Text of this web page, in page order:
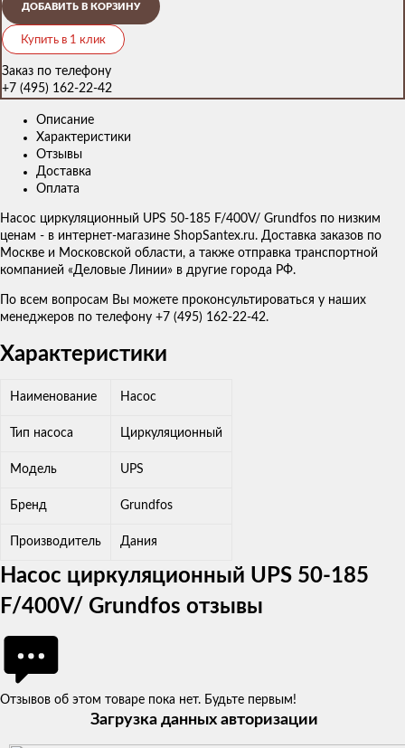
ДОБАВИТЬ В КОРЗИНУ
Купить в 1 клик
Заказ по телефону
+7 (495) 162-22-42
Описание
Характеристики
Отзывы
Доставка
Оплата
Насос циркуляционный UPS 50-185 F/400V/ Grundfos по низким
ценам - в интернет-магазине ShopSantex.ru. Доставка заказов по
Москве и Московской области, а также отправка транспортной
компанией «Деловые Линии» в другие города РФ.
По всем вопросам Вы можете проконсультироваться у наших
менеджеров по телефону +7 (495) 162-22-42.
Характеристики
Наименование Насос
Тип насоса Циркуляционный
Модель UPS
Бренд Grundfos
Производитель Дания
Насос циркуляционный UPS 50-185
F/400V/ Grundfos отзывы
Отзывов об этом товаре пока нет. Будьте первым!
Загрузка данных авторизации